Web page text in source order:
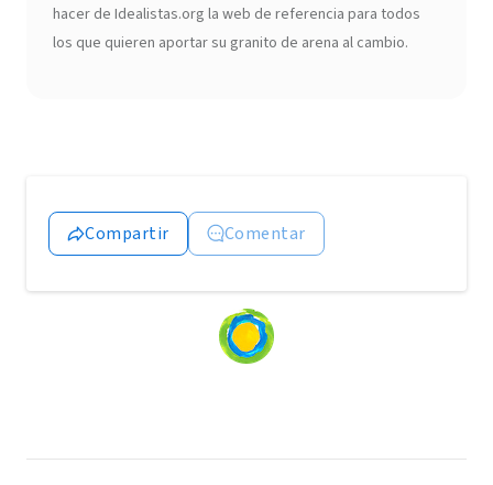
hacer de Idealistas.org la web de referencia para todos
los que quieren aportar su granito de arena al cambio.
Compartir Comentar
Loading